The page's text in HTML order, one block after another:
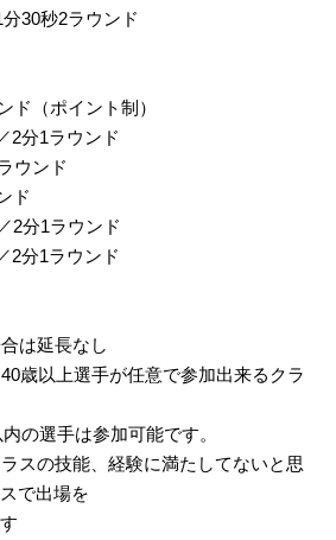
30秒2ラウンド
（ポイント制）
2分1ラウンド
ウンド
ド
2分1ラウンド
2分1ラウンド
は延長なし
歳以上選手が任意で参加出来るクラ
の選手は参加可能です。
スの技能、経験に満たしてないと思
で出場を